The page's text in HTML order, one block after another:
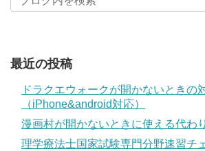
最近の投稿
ドラクエウォークが開かないときの
（iPhone&android対応）
漫画村が開かないときに使える代わ
理学療法士国家試験専門分野速習チ